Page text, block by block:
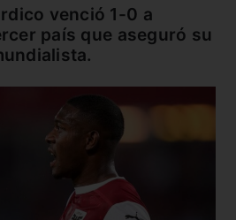
venció 1-0 a
país que aseguró su